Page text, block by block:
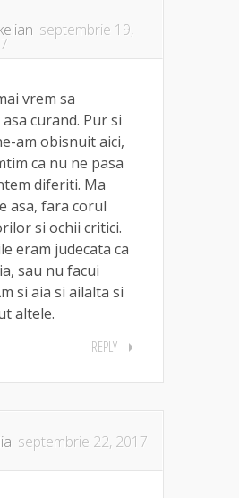
septembrie 19,
vrem sa
curand. Pur si
am obisnuit aici,
ca nu ne pasa
diferiti. Ma
asa, fara corul
si ochii critici.
eram judecata ca
sau nu facui
si aia si ailalta si
altele.
REPLY
septembrie 22, 2017